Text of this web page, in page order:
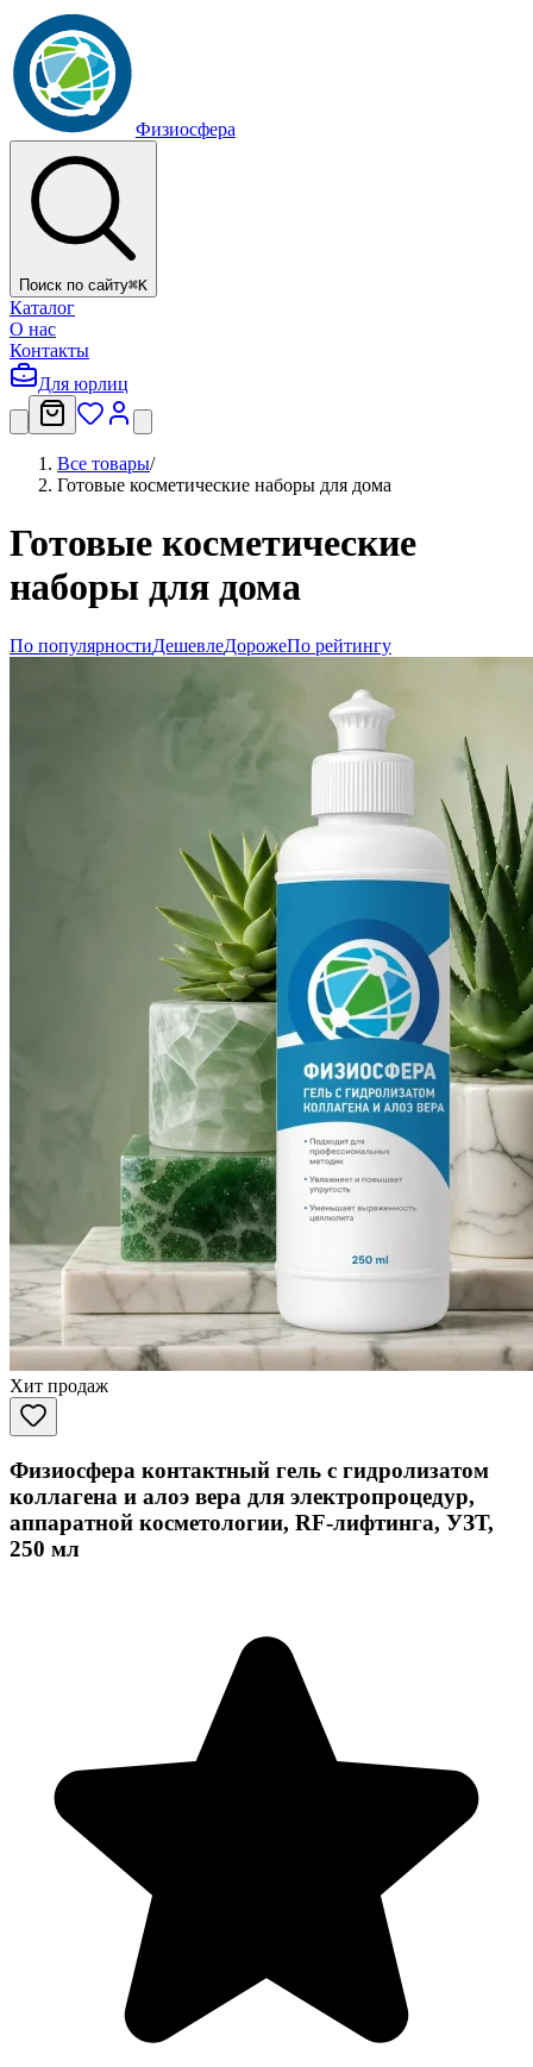
Физиосфера
Поиск по сайту⌘K
Каталог
О нас
Контакты
Для юрлиц
Все товары/
Готовые косметические наборы для дома
Готовые косметические
наборы для дома
По популярностиДешевлеДорожеПо рейтингу
Хит продаж
Физиосфера контактный гель с гидролизатом
коллагена и алоэ вера для электропроцедур,
аппаратной косметологии, RF-лифтинга, УЗТ,
250 мл